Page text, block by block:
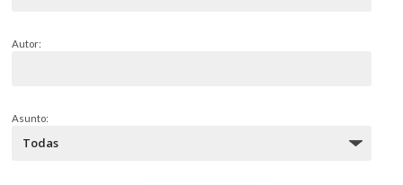
Autor:
Asunto: